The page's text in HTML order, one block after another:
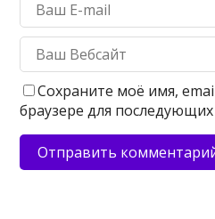
Сохраните моё имя,
браузере для